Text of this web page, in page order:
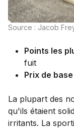
Source : Jacob
Points les
fuit
Prix de base
La plupart des
qu'ils étaient
irritants. La